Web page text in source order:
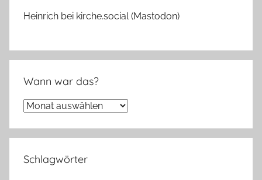
Heinrich bei kirche.social (Mastodon)
Wann war das?
Wann
das?
Schlagwörter